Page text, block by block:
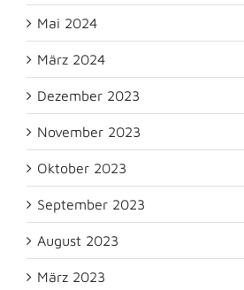
Mai 2024
März 2024
Dezember 2023
November 2023
Oktober 2023
September 2023
August 2023
März 2023